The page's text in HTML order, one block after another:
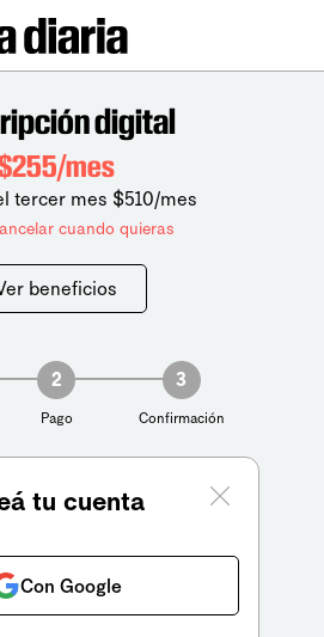
digital
mes
tercer mes $510/mes
cuando quieras
beneficios
2
Pago
3
Confirmación
tu cuenta
Con Google